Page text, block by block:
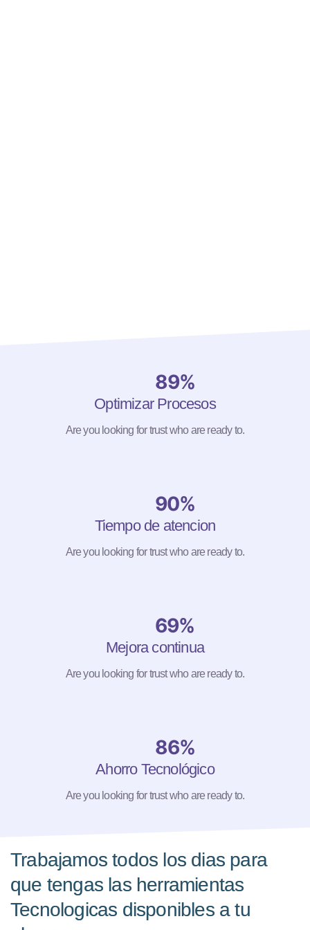
89%
Optimizar Procesos
Are you looking for trust who are ready to.
90%
Tiempo de atencion
Are you looking for trust who are ready to.
69%
Mejora continua
Are you looking for trust who are ready to.
86%
Ahorro Tecnológico
Are you looking for trust who are ready to.
Trabajamos todos los dias para
que tengas las herramientas
Tecnologicas disponibles a tu